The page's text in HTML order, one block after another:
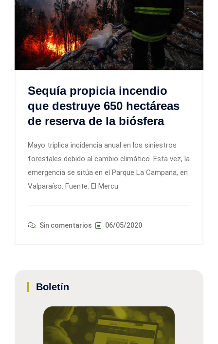
Sequía propicia incendio
que destruye 650 hectáreas
de reserva de la biósfera
Mayo triplica incidencia anual en los siniestros
forestales debido al cambio climático. Esta vez, la
emergencia se sitúa en el Parque La Campana, en
Valparaíso. Fuente: El Mercu
Sin comentarios 06/05/2020
Boletín